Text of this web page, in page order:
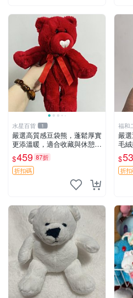
水星百貨 1
嚴選高質感豆袋熊，蓬鬆厚實
更添溫暖，適合收藏與休憩。
前胸填充飽滿，背部亦具優雅
設計。 豆袋熊 保暖 溫柔 蓬
松
$459 87折
折扣碼
福和
嚴
毛
飾
$
折